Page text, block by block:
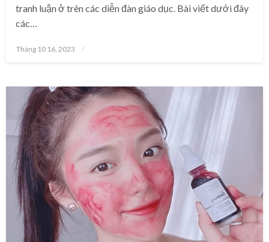
tranh luận ở trên các diễn đàn giáo dục. Bài viết dưới đây
các…
Posted
Tháng 10 16, 2023